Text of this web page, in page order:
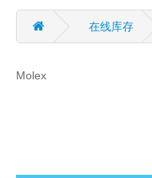
在线库存
Molex